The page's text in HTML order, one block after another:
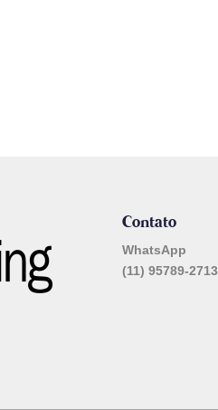
Contato
WhatsApp
(11) 95789-2713